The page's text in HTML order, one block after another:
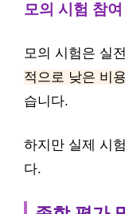
모의 시험 참여
모의 시험은 실
적으로 낮은 비
습니다.
하지만 실제 시
다.